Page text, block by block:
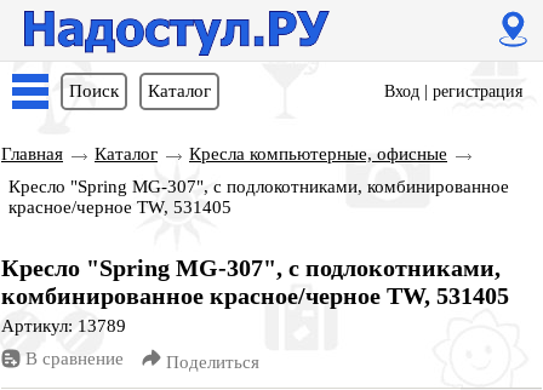
Поиск Каталог Вход регистрация
Главная Каталог
Кресла компьютерные, офисные
Кресло "Spring MG-307", с подлокотниками, комбинированное
красное/черное TW, 531405
Кресло "Spring MG-307", с подлокотниками,
комбинированное красное/черное TW, 531405
Артикул: 13789
В сравнение
Поделиться